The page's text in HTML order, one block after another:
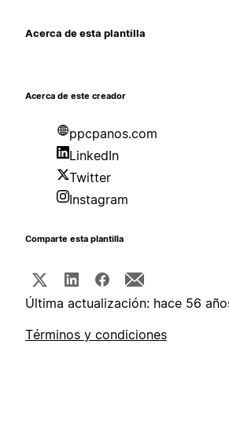
Acerca de esta plantilla
Acerca de este creador
ppcpanos.com
LinkedIn
Twitter
Instagram
Comparte esta plantilla
Última actualización: hace 56
Términos y condiciones